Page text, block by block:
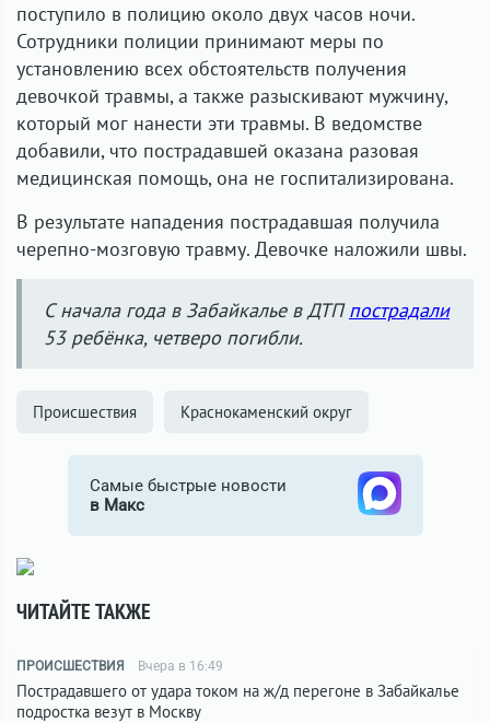
поступило в полицию около двух часов ночи.
Сотрудники полиции принимают меры по
установлению всех обстоятельств получения
девочкой травмы, а также разыскивают мужчину,
который мог нанести эти травмы. В ведомстве
добавили, что пострадавшей оказана разовая
медицинская помощь, она не госпитализирована.
В результате нападения пострадавшая получила
черепно-мозговую травму. Девочке наложили швы.
С начала года в Забайкалье в ДТПпострадали
53 ребёнка, четверо погибли.
Происшествия Краснокаменский округ
Самые быстрые новости
в Макс
ЧИТАЙТЕ ТАКЖЕ
ПРОИСШЕСТВИЯ Вчера в 16:49
Пострадавшего от удара током на ж/д перегоне в Забайкалье
подростка везут в Москву